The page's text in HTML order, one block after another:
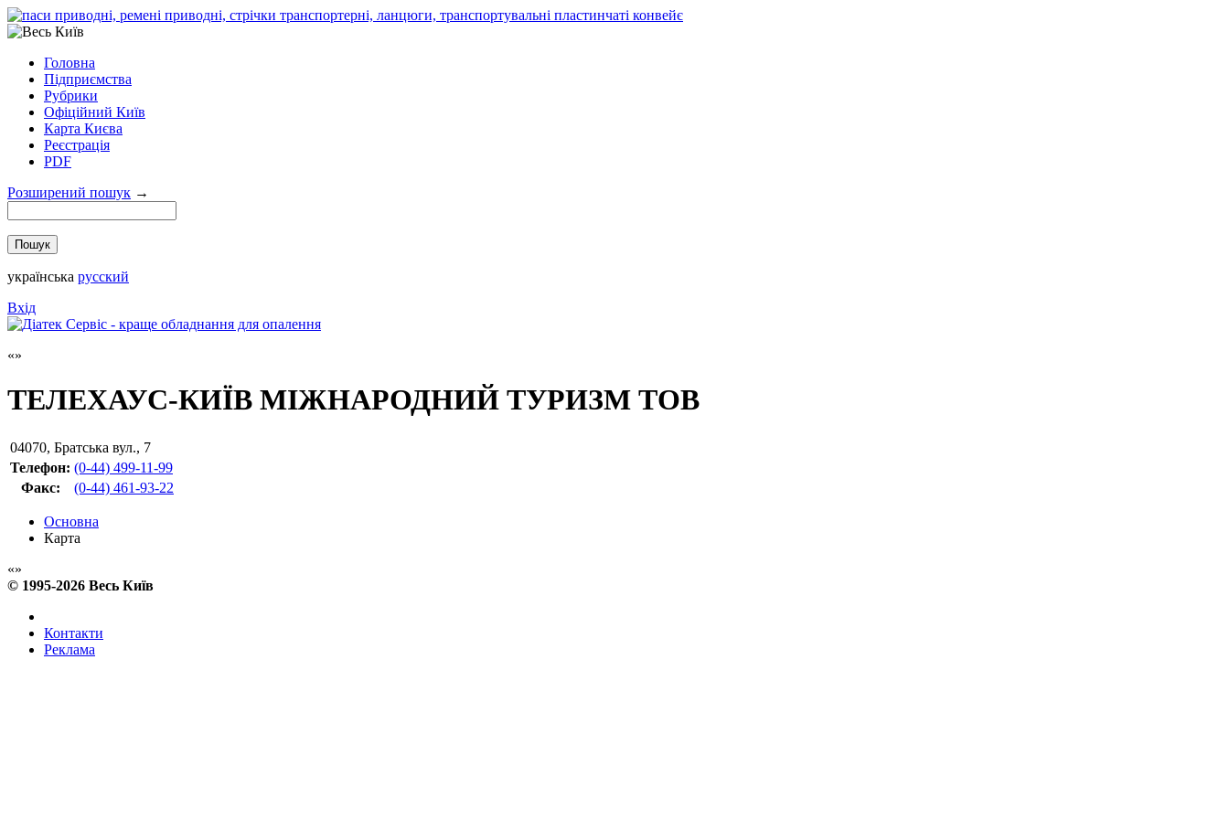
Головна
Підприємства
Рубрики
Офіційний Київ
Карта Києва
Реєстрація
PDF
Розширений пошук →
українська русский
Вхід
ТЕЛЕХАУС-КИЇВ МІЖНАРОДНИЙ ТУРИЗМ ТОВ
04070, Братська вул., 7
Телефон: (0-44) 499-11-99
Факс: (0-44) 461-93-22
Основна
Карта
© 1995-2026 Весь Київ
Контакти
Реклама